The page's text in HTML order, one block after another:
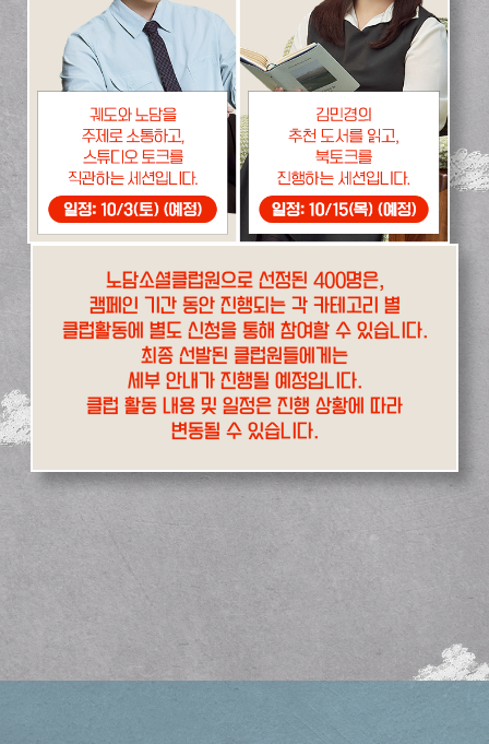
노담소셜클럽원으로 선정된 400명은,
캠페인 기간 동안 진행되는 각 카테고리 별
클럽활동에 별도 신청을 통해 참여할 수 있습니다.
최종 선발된 클럽원들에게는
세부 안내가 진행될 예정입니다.
클럽 활동 내용 및 일정은 진행 상황에 따라
변동될 수 있습니다.